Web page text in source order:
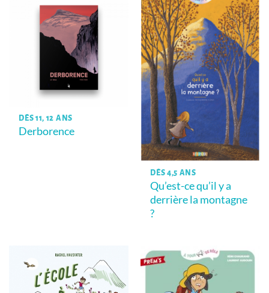
DÈS 11, 12 ANS
Derborence
DÈS 4,5 ANS
Qu’est-ce qu’il y a
derrière la montagne
?